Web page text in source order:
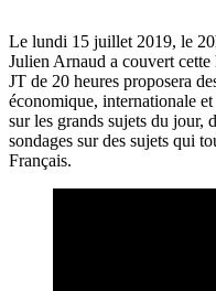
Le lundi 15 juillet 2019, le
Julien Arnaud a couvert
JT de 20 heures proposera
économique, internationale
sur les grands sujets du jour,
sondages sur des sujets qui
Français.